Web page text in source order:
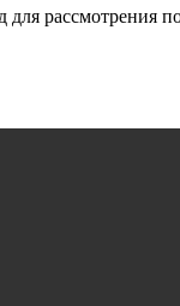
рассмотрения